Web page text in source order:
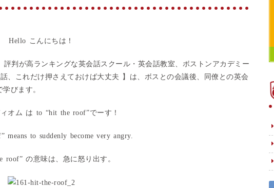
Hello こんにちは！
判が高ランキングな英会話スクール・英会話教室、ボストンアカデミー
、これだけ押さえておけば大丈夫 】は、ボスとの会議後、同僚との英会
びます。
オム は to “hit the roof”でーす！
” means to suddenly become very angry.
roof” の意味は、急に怒り出す。